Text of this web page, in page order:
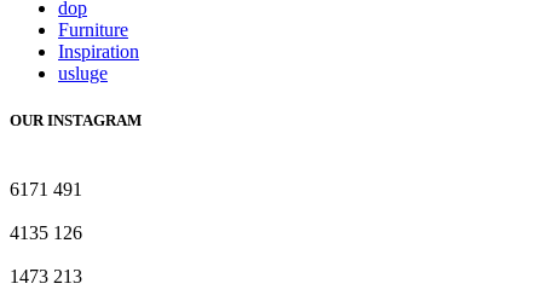
dop
Furniture
Inspiration
usluge
OUR INSTAGRAM
6171 491
4135 126
1473 213